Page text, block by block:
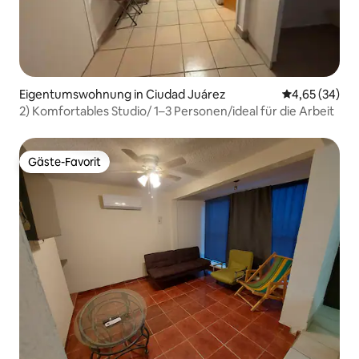
Eigentumswohnung in Ciudad Juárez
4,65 (34)
2) Komfortables Studio/ 1–3 Personen/ideal für die Arbeit
Gäste-Favorit
Gäste-Favorit